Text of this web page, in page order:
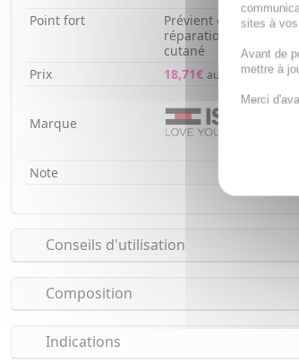
Point fort
Prévient et favorise la
réparation naturelle de
cutané
Prix
18,71€ au lieu de19,71€
Marque
Note
Conseils d'utilisation
Composition
Indications
sites à
Avant de
mettre à
Merci